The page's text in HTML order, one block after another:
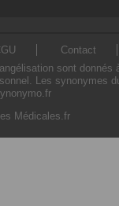
Contact
sont
Les synonymes
Médicales.fr